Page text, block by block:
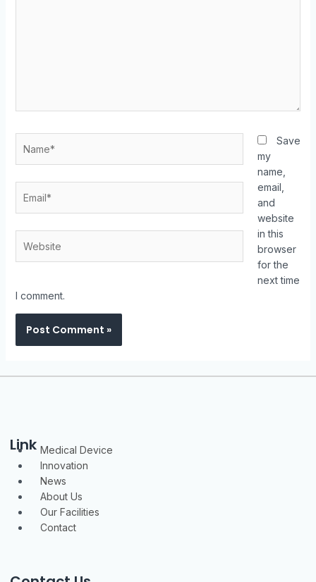
Save
my
name,
email,
and
website
in this
browser
for the
next time
I comment.
Link
Menu
Medical Device
Innovation
News
About Us
Our Facilities
Contact